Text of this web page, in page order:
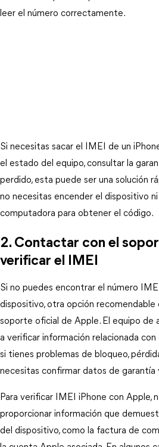
leer el número correctamente.
Si necesitas sacar el IMEI de un
el estado del equipo, consultar la
perdido, esta puede ser una solución
no necesitas encender el dispositivo
computadora para obtener el código.
2. Contactar con el
verificar el IMEI
Si no puedes encontrar el número
dispositivo, otra opción recomendable
soporte oficial de Apple. El equipo de
a verificar información relacionada
si tienes problemas de bloqueo,
necesitas confirmar datos de garantía
Para verificar IMEI iPhone con Apple,
proporcionar información que
del dispositivo, como la factura de